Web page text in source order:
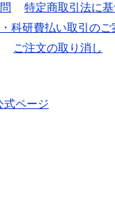
特定商取引法に
科研費払い取引のご
ご注文の取り消し
式ページ